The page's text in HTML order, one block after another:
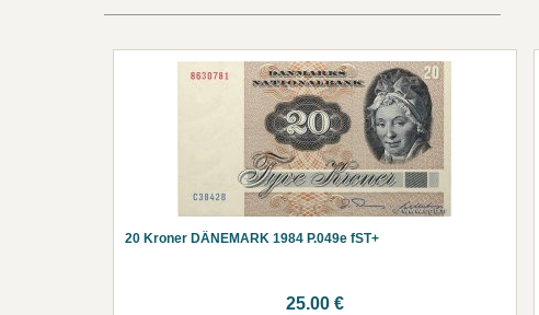
20 Kroner DÄNEMARK 1984 P.049e fST+
25.00 €